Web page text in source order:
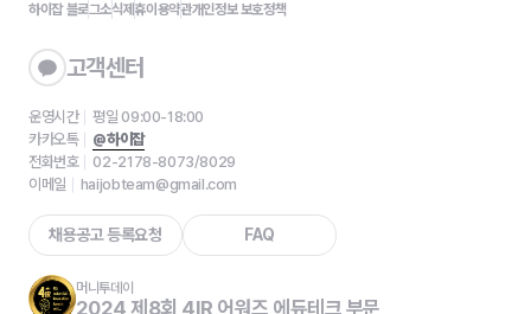
하이잡 블로그소식제휴이용약관개인정보 보호정책
고객센터
운영시간
평일 09:00-18:00
카카오톡
@하이잡
전화번호
02-2178-8073/8029
이메일
haijobteam@gmail.com
채용공고 등록요청 FAQ
머니투데이
2024 제8회 4IR 어워즈 에듀테크 부문